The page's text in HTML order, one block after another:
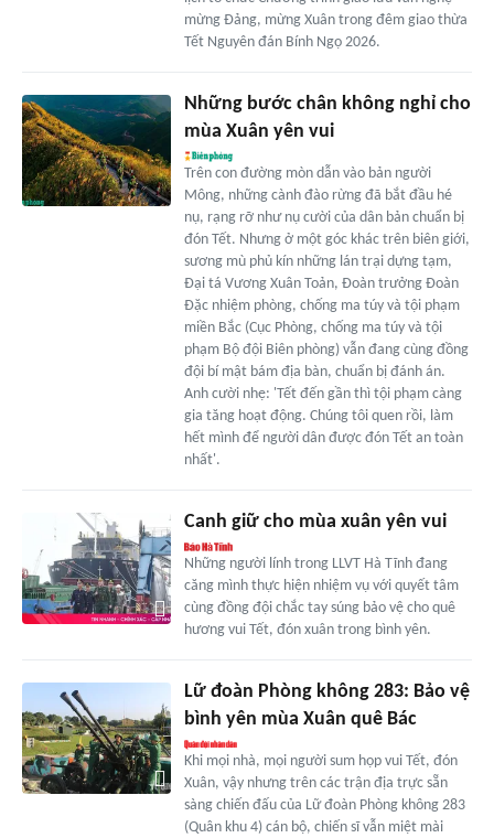
mừng Đảng, mừng Xuân trong đêm giao thừa
Tết Nguyên đán Bính Ngọ 2026.
Những bước chân không nghỉ cho
mùa Xuân yên vui
Trên con đường mòn dẫn vào bản người
Mông, những cành đào rừng đã bắt đầu hé
nụ, rạng rỡ như nụ cười của dân bản chuẩn bị
đón Tết. Nhưng ở một góc khác trên biên giới,
sương mù phủ kín những lán trại dựng tạm,
Đại tá Vương Xuân Toản, Đoàn trưởng Đoàn
Đặc nhiệm phòng, chống ma túy và tội phạm
miền Bắc (Cục Phòng, chống ma túy và tội
phạm Bộ đội Biên phòng) vẫn đang cùng đồng
đội bí mật bám địa bàn, chuẩn bị đánh án.
Anh cười nhẹ: 'Tết đến gần thì tội phạm càng
gia tăng hoạt động. Chúng tôi quen rồi, làm
hết mình để người dân được đón Tết an toàn
nhất'.
Canh giữ cho mùa xuân yên vui
Những người lính trong LLVT Hà Tĩnh đang
căng mình thực hiện nhiệm vụ với quyết tâm
cùng đồng đội chắc tay súng bảo vệ cho quê
hương vui Tết, đón xuân trong bình yên.
Lữ đoàn Phòng không 283: Bảo vệ
bình yên mùa Xuân quê Bác
Khi mọi nhà, mọi người sum họp vui Tết, đón
Xuân, vậy nhưng trên các trận địa trực sẵn
sàng chiến đấu của Lữ đoàn Phòng không 283
(Quân khu 4) cán bộ, chiến sĩ vẫn miệt mài